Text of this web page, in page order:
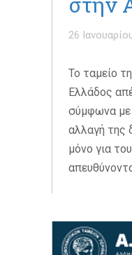
26
Το ταμείο
Ελλάδος
σύμφωνα με
αλλαγή της
μόνο για